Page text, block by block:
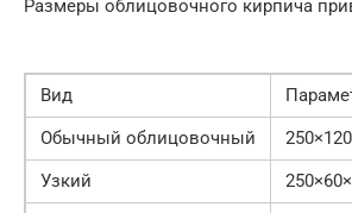
Размеры облицовочного кирпича
Вид
Обычный облицовочный
Узкий